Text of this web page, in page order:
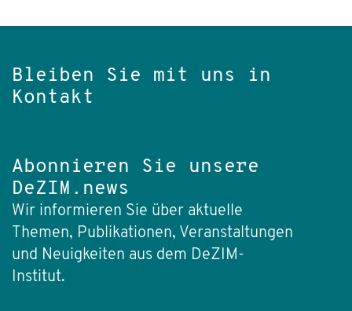
Bleiben Sie mit uns in
Kontakt
Abonnieren Sie unsere
DeZIM.news
Wir informieren Sie über aktuelle
Themen, Publikationen, Veranstaltungen
und Neuigkeiten aus dem DeZIM-
Institut.